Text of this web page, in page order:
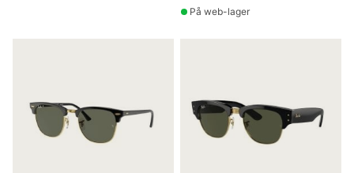
På web-lager